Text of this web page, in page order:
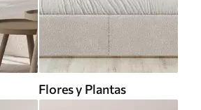
Flores y Plantas